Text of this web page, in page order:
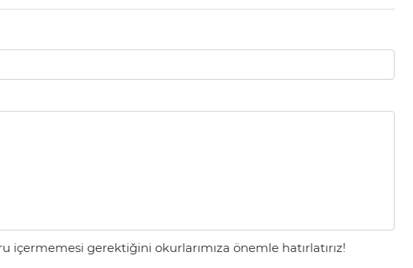
gerektiğini okurlarımıza önemle hatırlatırız!